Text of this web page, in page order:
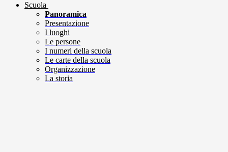
Scuola
Panoramica
Presentazione
I luoghi
Le persone
I numeri della scuola
Le carte della scuola
Organizzazione
La storia